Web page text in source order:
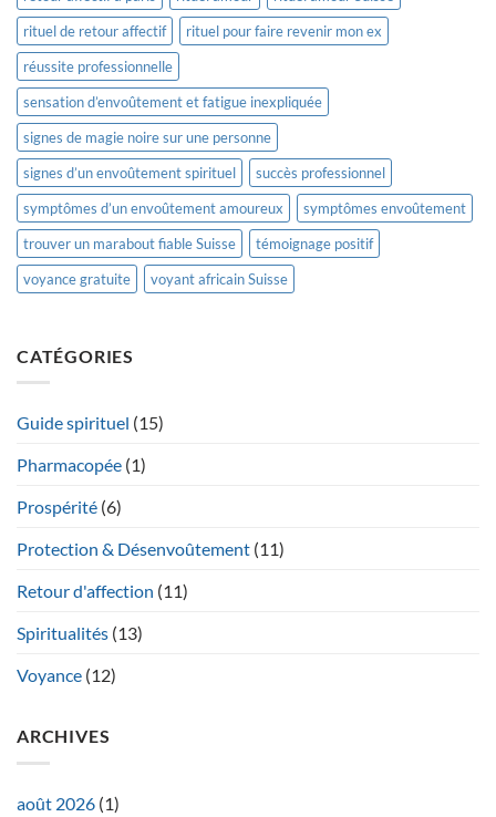
rituel de retour affectif
rituel pour faire revenir mon ex
réussite professionnelle
sensation d’envoûtement et fatigue inexpliquée
signes de magie noire sur une personne
signes d’un envoûtement spirituel
succès professionnel
symptômes d’un envoûtement amoureux
symptômes envoûtement
trouver un marabout fiable Suisse
témoignage positif
voyance gratuite
voyant africain Suisse
CATÉGORIES
Guide spirituel (15)
Pharmacopée (1)
Prospérité (6)
Protection & Désenvoûtement (11)
Retour d'affection (11)
Spiritualités (13)
Voyance (12)
ARCHIVES
août 2026 (1)